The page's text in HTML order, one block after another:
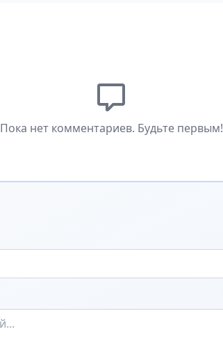
Пока нет комментариев. Будьте первым!